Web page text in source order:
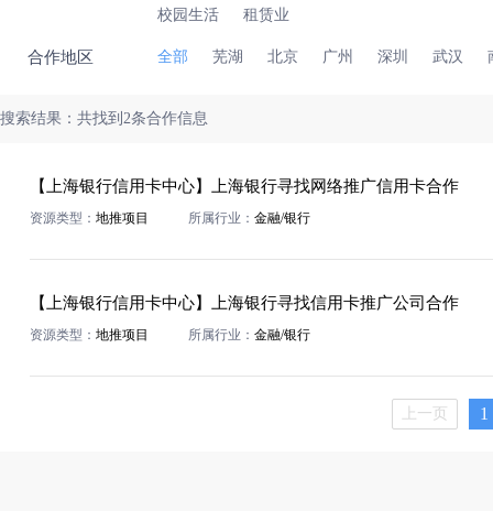
校园生活
租赁业
合作地区 全部 芜湖 北京 广州 深圳 武汉
搜索结果：共找到2条合作信息
【上海银行信用卡中心】上海银行寻找网络推广信用卡合作
资源类型： 地推项目 所属行业： 金融/银行
【上海银行信用卡中心】上海银行寻找信用卡推广公司合作
资源类型： 地推项目 所属行业： 金融/银行
上一页 1